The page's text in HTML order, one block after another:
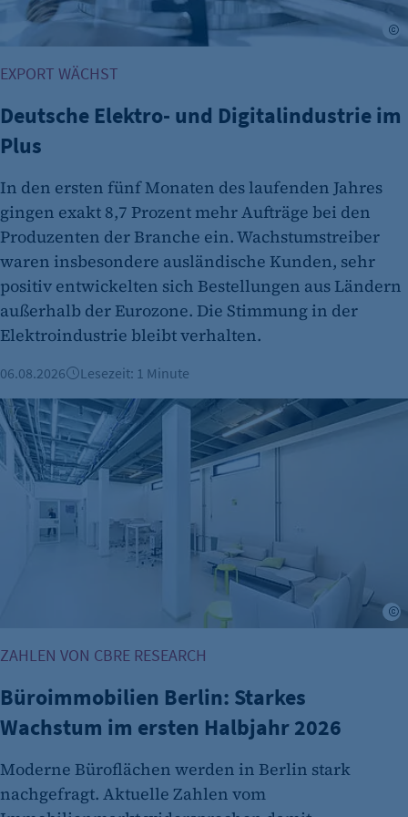
Cookie Laufzeit:
Session
Cookie Consent
Name:
Dieser Cookie speichert die ausgewählten
Einverständnis-Optionen des Benutzers
Cookie Laufzeit:
1 Jahr
etracker Analytics
et_oi_v2
Anbieter:
etracker GmbH
Cookie Laufzeit:
etracker Analytics
et_allow_cookies
Anbieter:
EXPORT WÄCHST
Deutsche Elektro- und Digitalindustrie im
Plus
In den ersten fünf Monaten des laufenden Jahres
gingen exakt 8,7 Prozent mehr Aufträge bei den
Produzenten der Branche ein. Wachstumstreiber
waren insbesondere ausländische Kunden, sehr
positiv entwickelten sich Bestellungen aus Ländern
außerhalb der Eurozone. Die Stimmung in der
Elektroindustrie bleibt verhalten.
06.08.2026 Lesezeit: 1 Minute
Büroimmobilien Berlin: Starkes Wachstum im ersten
ZAHLEN VON CBRE RESEARCH
Büroimmobilien Berlin: Starkes
Wachstum im ersten Halbjahr 2026
Moderne Büroflächen werden in Berlin stark
nachgefragt. Aktuelle Zahlen vom